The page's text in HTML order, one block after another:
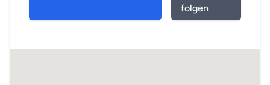
folgen